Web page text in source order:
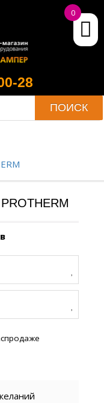
28
ПОИСК
0